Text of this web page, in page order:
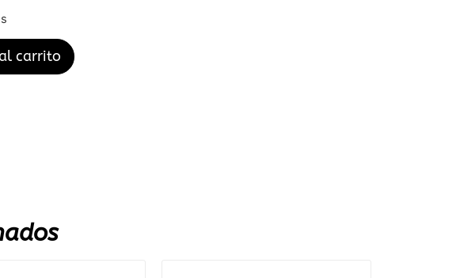
carrito